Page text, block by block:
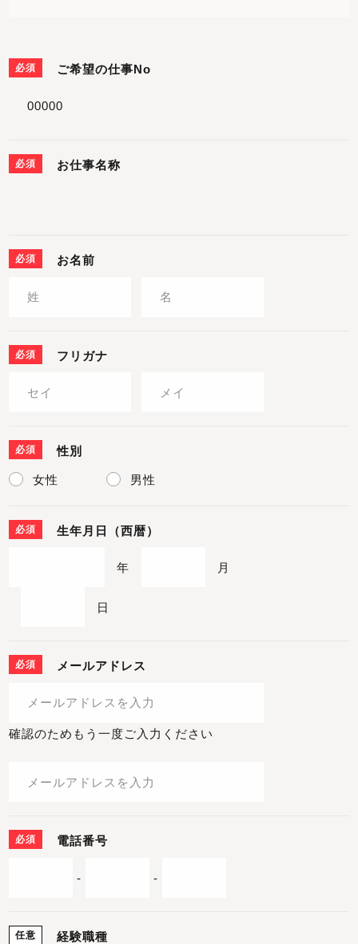
必須 ご希望の仕事No
必須 お仕事名称
必須 お名前
必須 フリガナ
必須 性別
女性 男性
必須 生年月日（西暦）
年 月
日
必須 メールアドレス
確認のためもう一度ご入力ください
必須 電話番号
- -
任意 経験職種